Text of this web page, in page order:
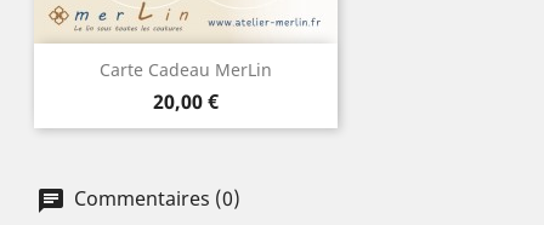
Carte Cadeau MerLin
Prix
20,00 €
Commentaires (0)